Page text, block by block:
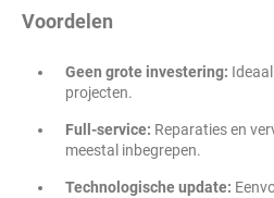
Voordelen
Geen grote investering:
projecten.
Full-service: Reparaties en
meestal inbegrepen.
Technologische update: